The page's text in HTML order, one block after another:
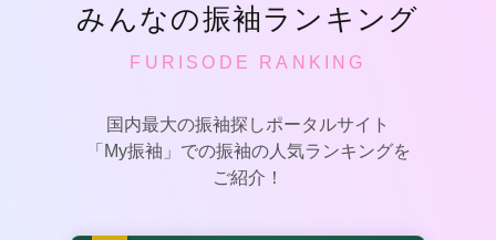
みんなの振袖ランキング
FURISODE RANKING
国内最大の振袖探しポータルサイト
「My振袖」での振袖の人気ランキングを
ご紹介！